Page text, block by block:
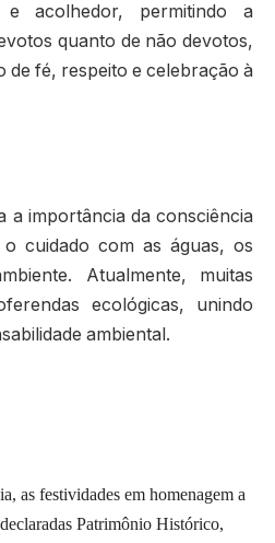
e acolhedor, permitindo a
quanto de não devotos,
de fé, respeito e celebração à
a importância da consciência
o cuidado com as águas, os
Atualmente, muitas
ecológicas, unindo
ambiental.
as festividades em homenagem a
Patrimônio Histórico,